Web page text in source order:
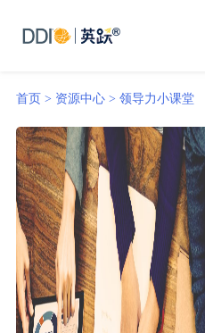
首页 > 资源中心 > 领导力小课堂